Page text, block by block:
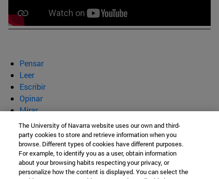
Pensar
Leer
Escribir
Opinar
Mirar
Quiénes somos
BeBrave
The University of Navarra website uses our own and third-
party cookies to store and retrieve information when you
browse. Different types of cookies have different purposes.
For example, to identify you as a user, obtain information
about your browsing habits respecting your privacy, or
personalize how the content is displayed. You can select the